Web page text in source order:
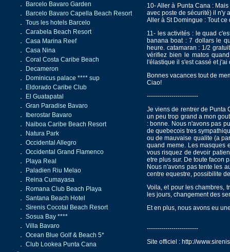
Barcelo Bavaro Garden
Barcelo Bavaro Capella Beach Resort
Tous les hotels Barcelo
Carabela Beach Resort
Casa Marina Reef
Casa Nina
Coral Costa Caribe Beach
Decameron
Dominicus palace **** sup
Eldorado Caribe Club
El Guatapatal
Gran Paradise Bavaro
Iberostar Bavaro
Naiboa Caribe Beach Resort
Natura Park
Occidental Allegro
Occidental Grand Flamenco
Playa Real
Paladien Riu Melao
Reina Cumayasa
Romana Club Beach Playa
Santana Beach Hotel
Sirenis Cocotal Beach Resort
Sosua Bay ****
Villa Bavaro
Ocean Blue Golf & Beach 5*
Club Lookea Punta Cana
10- Aller à Punta Cana :
avec poste de sécurité) il n'y
Aller à St Domingue : Tout
11- les activités : le quad
banana boat : 7 dollars le
heure. catamaran : 1/2
vérifiez bien le matos
l'élastique il s'est cassé et
Bonnes vacances tout de
Ciao!
-------------------------
Je viens de rentrer de Punta
un peu trop grand a mon
: bonne. Nous n'avons pas
de quebecois tres
ou de mauvaise qualite (a
quand meme. Les masques
vous risquez de devoir
etre plus sur. De toute facon
Nous n'avons pas tente les
centre equestre, possibilite
Voila, et pour les chambres,
les jours, changement des
Et en plus, nous avons eu
-------------------------
Site officiel : http://